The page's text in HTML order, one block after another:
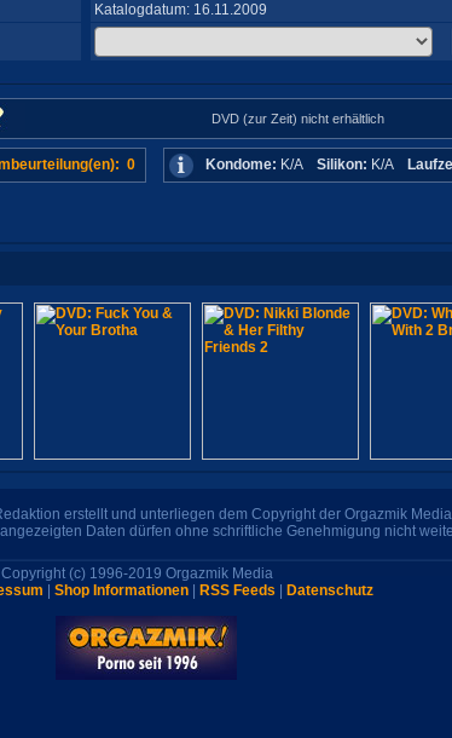
Katalogdatum: 16.11.2009
DVD (zur Zeit) nicht erhältlich
0 Kondome: K/A Silikon: K/A
erstellt und unterliegen dem Copyright der Orgazmik
Daten dürfen ohne schriftliche Genehmigung nicht
Copyright (c) 1996-2019 Orgazmik Media
Shop Informationen RSS Feeds Datenschutz